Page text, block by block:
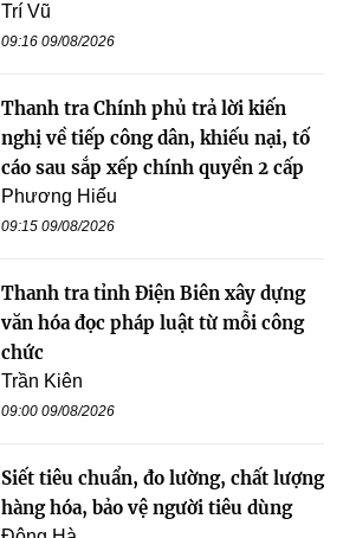
Trí Vũ
09:16 09/08/2026
Thanh tra Chính phủ trả lời kiến
nghị về tiếp công dân, khiếu nại, tố
cáo sau sắp xếp chính quyền 2 cấp
Phương Hiếu
09:15 09/08/2026
Thanh tra tỉnh Điện Biên xây dựng
văn hóa đọc pháp luật từ mỗi công
chức
Trần Kiên
09:00 09/08/2026
Siết tiêu chuẩn, đo lường, chất lượng
hàng hóa, bảo vệ người tiêu dùng